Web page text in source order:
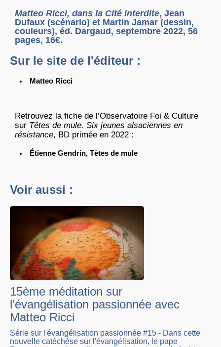
Matteo Ricci, dans la Cité interdite, Jean
Dufaux (scénario) et Martin Jamar (dessin,
couleurs), éd. Dargaud, septembre 2022, 56
pages, 16€.
Sur le site de l'éditeur :
Matteo Ricci
Retrouvez la fiche de l’Observatoire Foi & Culture
sur Têtes de mule. Six jeunes alsaciennes en
résistance, BD primée en 2022 :
Étienne Gendrin, Têtes de mule
Voir aussi :
15ème méditation sur
l’évangélisation passionnée avec
Matteo Ricci
Série sur l'évangélisation passionnée #15 - Dans cette
nouvelle catéchèse sur l'évangélisation, le pape